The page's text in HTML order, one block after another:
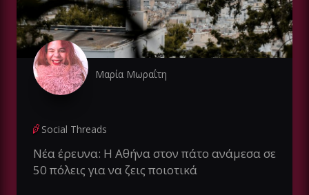
Μαρία Μωραΐτη
Social Threads
Νέα έρευνα: Η Αθήνα στον πάτο ανάμεσα σε
50 πόλεις για να ζεις ποιοτικά